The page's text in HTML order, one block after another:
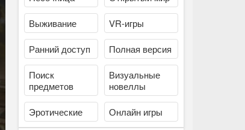
Выживание VR-игры
Ранний доступ Полная версия
Поиск
предметов
Визуальные
новеллы
Эротические Онлайн игры